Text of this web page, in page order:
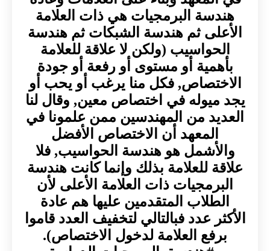
هندسة البرمجيات هي ذات العلامة
الأعلى ثم هندسة الشبكات ثم هندسة
الحواسيب (ولكن لا علاقة للعلامة
بأهمية أو مستوى أو رفعة أو جودة
الاختصاص, فكل منا يرغب أو يحب أو
يجد ميوله في اختصاص معين, وقال لنا
العديد من المهندسين ممن علمونا في
المعهد أن الاختصاص الأفضل
والأشمل هو هندسة الحواسيب, فلا
علاقة للعلامة بذلك وإنما كانت هندسة
البرمجيات ذات العلامة الأعلى لأن
الطلاب المتقدمين عليها هم عادة
الأكثر عدد فبالتالي لتخفيف العدد قاموا
برفع العلامة لدخول الاختصاص).